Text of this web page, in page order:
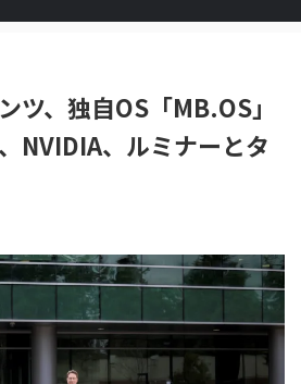
ツ、独自OS「MB.OS」
NVIDIA、ルミナーとタ